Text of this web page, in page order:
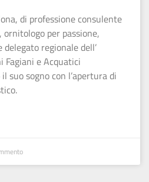
di professione consulente
per passione,
regionale dell’
Fagiani e Acquatici
suo sogno con l’apertura di